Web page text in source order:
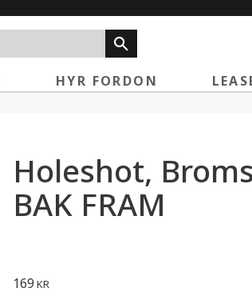
HYR FORDON
Holeshot,
BAK FRAM
169 KR